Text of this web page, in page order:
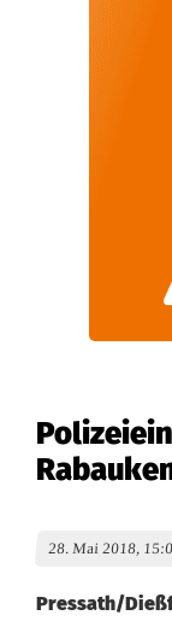
28. Mai 2018,
Pressath/